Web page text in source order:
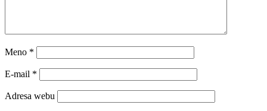
Meno *
E-mail *
Adresa webu